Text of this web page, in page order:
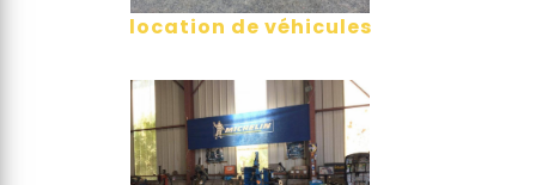
location de véhicules